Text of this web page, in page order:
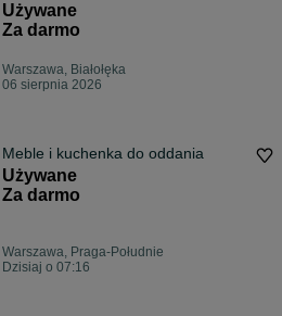
Używane
Za darmo
Warszawa, Białołęka
06 sierpnia 2026
Meble i kuchenka do oddania
Używane
Za darmo
Warszawa, Praga-Południe
Dzisiaj o 07:16